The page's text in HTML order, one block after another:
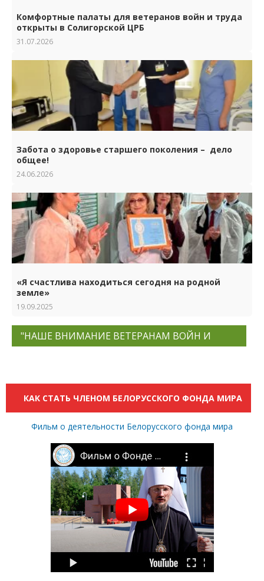
Комфортные палаты для ветеранов войн и труда
открыты в Солигорской ЦРБ
31.07.2026
Забота о здоровье старшего поколения – дело
общее!
24.06.2026
«Я счастлива находиться сегодня на родной
земле»
19.09.2025
"НАШЕ ВНИМАНИЕ ВЕТЕРАНАМ ВОЙН И
КАК СТАТЬ ЧЛЕНОМ БЕЛОРУССКОГО ФОНДА МИРА
Фильм о деятельности Белорусского фонда мира